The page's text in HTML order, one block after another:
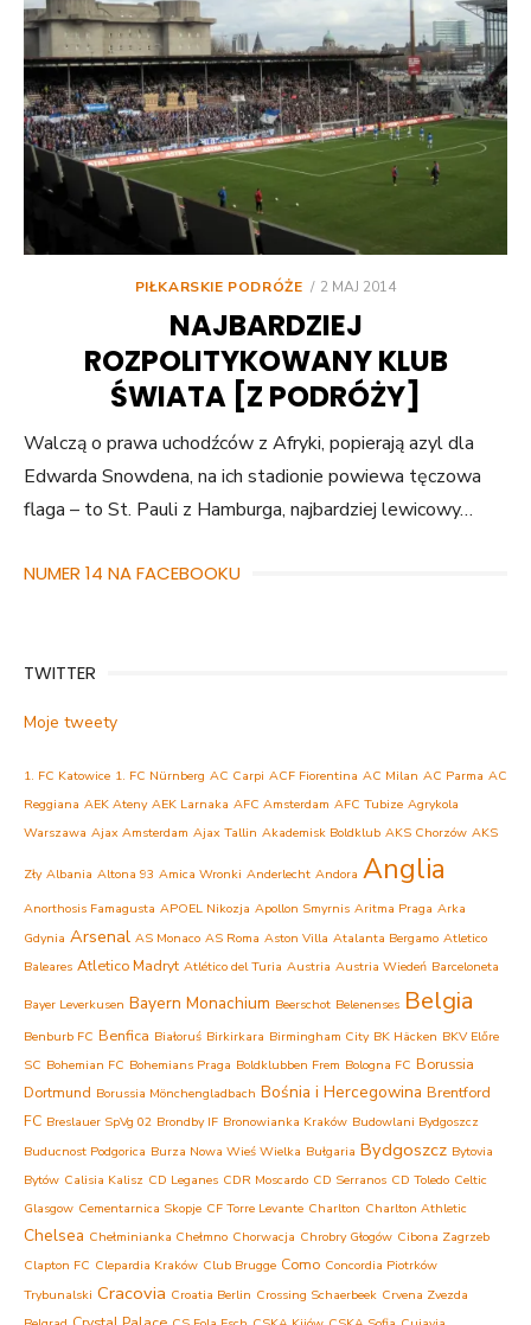
PIŁKARSKIE PODRÓŻE
POSTED
2 MAJ 2014
NAJBARDZIEJ
ROZPOLITYKOWANY KLUB
ŚWIATA [Z PODRÓŻY]
Walczą o prawa uchodźców z Afryki, popierają azyl dla
Edwarda Snowdena, na ich stadionie powiewa tęczowa
flaga – to St. Pauli z Hamburga, najbardziej lewicowy…
NUMER 14 NA FACEBOOKU
TWITTER
Moje tweety
1. FC Katowice 1. FC Nürnberg AC Carpi ACF Fiorentina AC Milan AC Parma AC
Reggiana AEK Ateny AEK Larnaka AFC Amsterdam AFC Tubize Agrykola
Warszawa Ajax Amsterdam Ajax Tallin Akademisk Boldklub AKS Chorzów AKS
Zły Albania Altona 93 Amica Wronki Anderlecht Andora Anglia
Anorthosis Famagusta APOEL Nikozja Apollon Smyrnis Aritma Praga Arka
Gdynia Arsenal AS Monaco AS Roma Aston Villa Atalanta Bergamo Atletico
Baleares Atletico Madryt Atlético del Turia Austria Austria Wiedeń Barceloneta
Bayer Leverkusen Bayern Monachium Beerschot Belenenses Belgia
Benburb FC Benfica Białoruś Birkirkara Birmingham City BK Häcken BKV Előre
SC Bohemian FC Bohemians Praga Boldklubben Frem Bologna FC Borussia
Dortmund Borussia Mönchengladbach Bośnia i Hercegowina Brentford
FC Breslauer SpVg 02 Brondby IF Bronowianka Kraków Budowlani Bydgoszcz
Buducnost Podgorica Burza Nowa Wieś Wielka Bułgaria Bydgoszcz Bytovia
Bytów Calisia Kalisz CD Leganes CDR Moscardo CD Serranos CD Toledo Celtic
Glasgow Cementarnica Skopje CF Torre Levante Charlton Charlton Athletic
Chelsea Chełminianka Chełmno Chorwacja Chrobry Głogów Cibona Zagrzeb
Clapton FC Clepardia Kraków Club Brugge Como Concordia Piotrków
Trybunalski Cracovia Croatia Berlin Crossing Schaerbeek Crvena Zvezda